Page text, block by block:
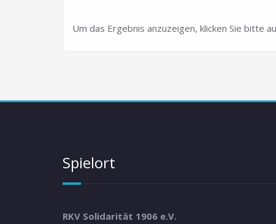
Um das Ergebnis anzuzeigen, klicken Sie bitte
Spielort
RKV Solidarität 1906 e.V.